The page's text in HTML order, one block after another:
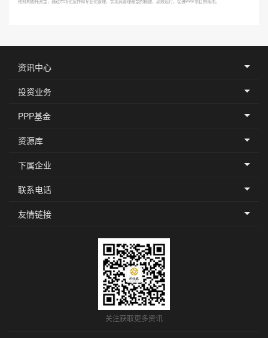
简介
INTRODUCTION
建设银行股份有限公司、中国邮政储蓄银行股份有限公司、中国农业银行股
国政企合作投资基金管理有限责任公司（母基金管理公司）共同完成对PPP
2016年3月4日，中国政企合作投资基金股份有限公司（简称基金公司
方参与PPP项目投资，坚持市场化、专业化运作，主要通过股权、债权、
设施和公共服务领域专项规划以及党中央、国务院确定的其他重大项目中的
2016年7月14日，中国政企合作投资基金管理有限责任公司（简称管
面转入PPP项目投资。基金管理公司是一家PPP项目专业投资公司，主要
他机构委托资金，通过市场化运作和专业化管理，实现其管理基金的稳健、
资讯中心
投资业务
PPP基金
资源库
下属企业
联系电话
友情链接
关注获取更多资讯